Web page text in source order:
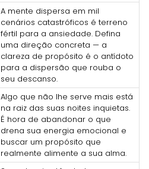
A mente dispersa em mil
cenários catastróficos é terreno
fértil para a ansiedade. Defina
uma direção concreta — a
clareza de propósito é o antídoto
para a dispersão que rouba o
seu descanso.
Algo que não lhe serve mais está
na raiz das suas noites inquietas.
É hora de abandonar o que
drena sua energia emocional e
buscar um propósito que
realmente alimente a sua alma.